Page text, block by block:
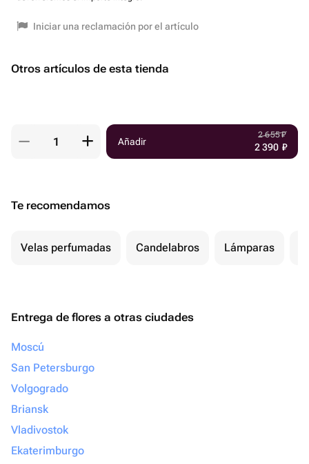
Iniciar una reclamación por el artículo
Otros artículos de esta tienda
Añadir
2 655₽
2 390 ₽
Te recomendamos
Velas perfumadas Candelabros Lámparas
Entrega de flores a otras ciudades
Moscú
San Petersburgo
Volgogrado
Briansk
Vladivostok
Ekaterimburgo